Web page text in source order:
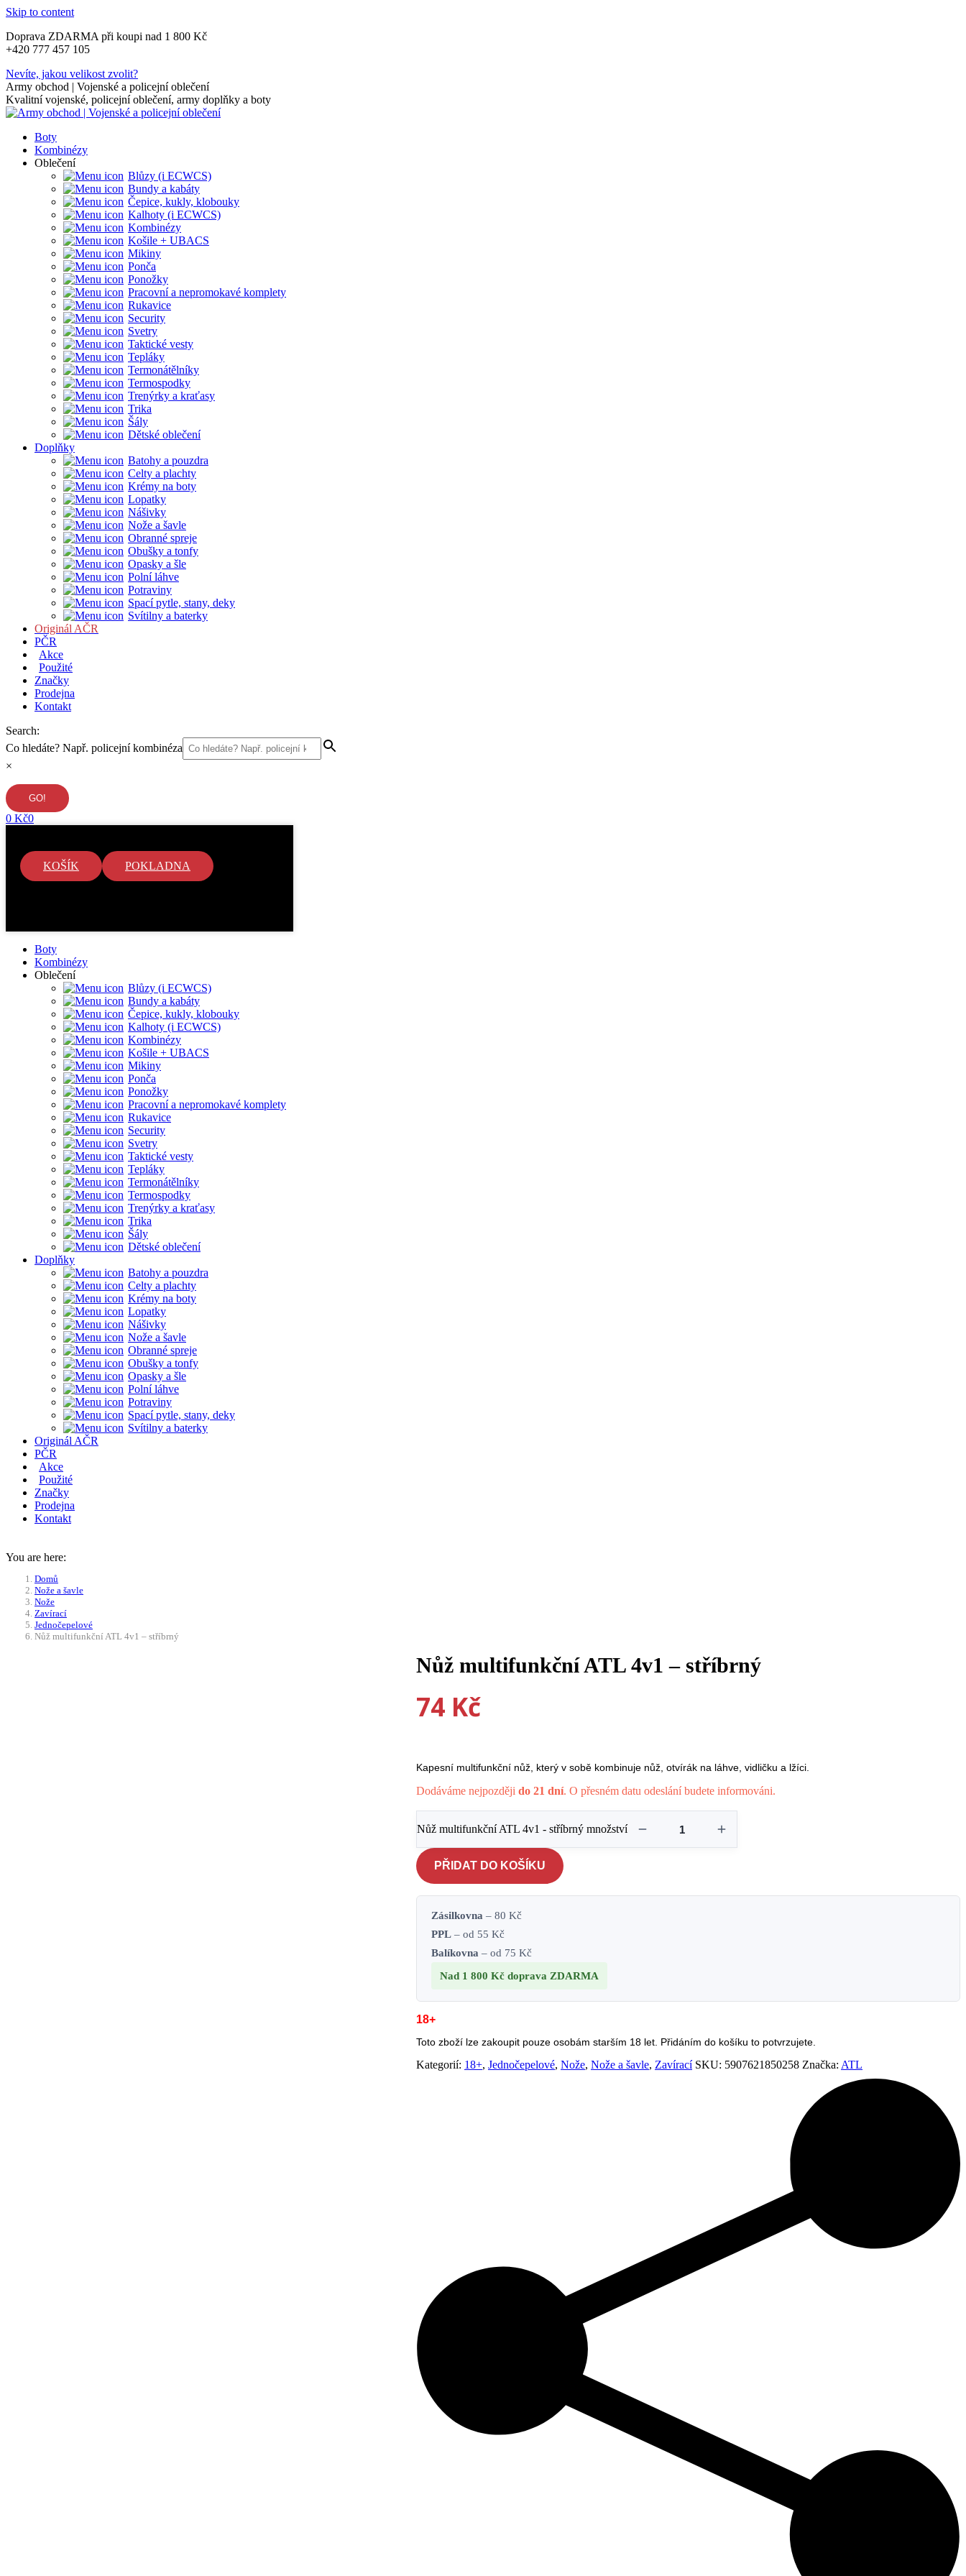
Skip to content
Doprava ZDARMA při koupi nad 1 800 Kč
+420 777 457 105
Nevíte, jakou velikost zvolit?
Army obchod | Vojenské a policejní oblečení
Kvalitní vojenské, policejní oblečení, army doplňky a boty
Boty
Kombinézy
Oblečení
Blůzy (i ECWCS)
Bundy a kabáty
Čepice, kukly, klobouky
Kalhoty (i ECWCS)
Kombinézy
Košile + UBACS
Mikiny
Ponča
Ponožky
Pracovní a nepromokavé komplety
Rukavice
Security
Svetry
Taktické vesty
Tepláky
Termonátělníky
Termospodky
Trenýrky a kraťasy
Trika
Šály
Dětské oblečení
Doplňky
Batohy a pouzdra
Celty a plachty
Krémy na boty
Lopatky
Nášivky
Nože a šavle
Obranné spreje
Obušky a tonfy
Opasky a šle
Polní láhve
Potraviny
Spací pytle, stany, deky
Svítilny a baterky
Originál AČR
PČR
Akce
Použité
Značky
Prodejna
Kontakt
Search:
Co hledáte? Např. policejní kombinéza
×
0 Kč0
KOŠÍK POKLADNA
Boty
Kombinézy
Oblečení
Blůzy (i ECWCS)
Bundy a kabáty
Čepice, kukly, klobouky
Kalhoty (i ECWCS)
Kombinézy
Košile + UBACS
Mikiny
Ponča
Ponožky
Pracovní a nepromokavé komplety
Rukavice
Security
Svetry
Taktické vesty
Tepláky
Termonátělníky
Termospodky
Trenýrky a kraťasy
Trika
Šály
Dětské oblečení
Doplňky
Batohy a pouzdra
Celty a plachty
Krémy na boty
Lopatky
Nášivky
Nože a šavle
Obranné spreje
Obušky a tonfy
Opasky a šle
Polní láhve
Potraviny
Spací pytle, stany, deky
Svítilny a baterky
Originál AČR
PČR
Akce
Použité
Značky
Prodejna
Kontakt
You are here:
Domů
Nože a šavle
Nože
Zavírací
Jednočepelové
Nůž multifunkční ATL 4v1 – stříbrný
Nůž multifunkční ATL 4v1 – stříbrný
74 Kč
Kapesní multifunkční nůž, který v sobě kombinuje nůž, otvírák na láhve, vidličku a lžíci.
Dodáváme nejpozdějido 21 dní. O přesném datu odeslání budete informováni.
Nůž multifunkční ATL 4v1 - stříbrný množství
PŘIDAT DO KOŠÍKU
Zásilkovna – 80 Kč
PPL – od 55 Kč
Balíkovna – od 75 Kč
Nad 1 800 Kčdoprava ZDARMA
18+
Toto zboží lze zakoupit pouze osobám starším 18 let. Přidáním do košíku to potvrzujete.
Kategorií: 18+,Jednočepelové,Nože,Nože a šavle, Zavírací SKU: 5907621850258 Značka: ATL